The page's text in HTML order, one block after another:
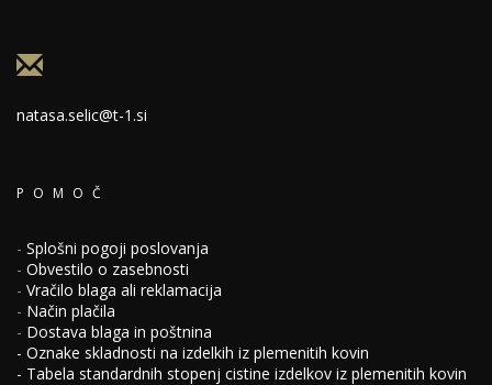
natasa.selic@t-1.si
POMOČ
- Splošni pogoji poslovanja
- Obvestilo o zasebnosti
- Vračilo blaga ali reklamacija
- Način plačila
- Dostava blaga in poštnina
- Oznake skladnosti na izdelkih iz plemenitih kovin
- Tabela standardnih stopenj cistine izdelkov iz plemenitih kovin